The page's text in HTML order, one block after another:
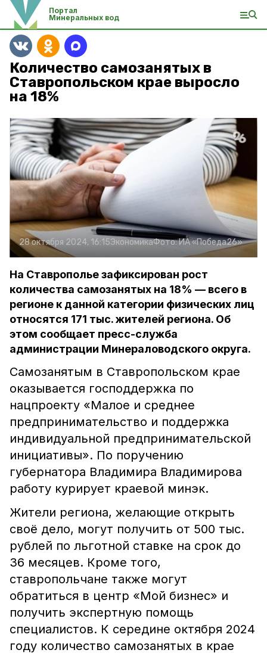
Портал
Минеральных вод
Количество самозанятых в
Ставропольском крае выросло
на 18%
28 октября 2024, 16:15ЭкономикаФото:ИА «Победа26»
На Ставрополье зафиксирован рост
количества самозанятых на 18% — всего в
регионе к данной категории физических лиц
относятся 171 тыс. жителей региона. Об
этом сообщает пресс-служба
администрации Минераловодского округа.
Самозанятым в Ставропольском крае
оказывается господдержка по
нацпроекту «Малое и среднее
предпринимательство и поддержка
индивидуальной предпринимательской
инициативы». По поручению
губернатора Владимира Владимирова
работу курирует краевой минэк.
Жители региона, желающие открыть
своё дело, могут получить от 500 тыс.
рублей по льготной ставке на срок до
36 месяцев. Кроме того,
ставропольчане также могут
обратиться в центр «Мой бизнес» и
получить экспертную помощь
специалистов. К середине октября 2024
году количество самозанятых в крае